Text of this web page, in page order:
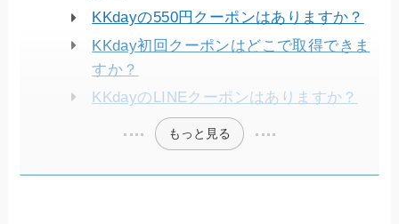
KKdayの550円クーポンはありますか？
KKday初回クーポンはどこで取得できま
すか？
KKdayのLINEクーポンはありますか？
もっと見る